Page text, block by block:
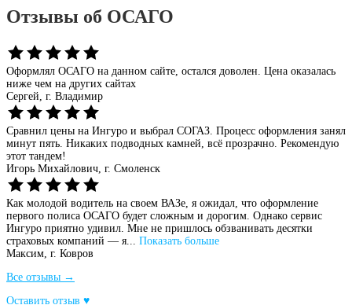
Отзывы об ОСАГО
Оформлял ОСАГО на данном сайте, остался доволен. Цена оказалась
ниже чем на других сайтах
Сергей, г. Владимир
Сравнил цены на Ингуро и выбрал СОГАЗ. Процесс оформления занял
минут пять. Никаких подводных камней, всё прозрачно. Рекомендую
этот тандем!
Игорь Михайлович, г. Смоленск
Как молодой водитель на своем ВАЗе, я ожидал, что оформление
первого полиса ОСАГО будет сложным и дорогим. Однако сервис
Ингуро приятно удивил. Мне не пришлось обзванивать десятки
страховых компаний — я... Показать больше
Максим, г. Ковров
Все отзывы →
Оставить отзыв ♥